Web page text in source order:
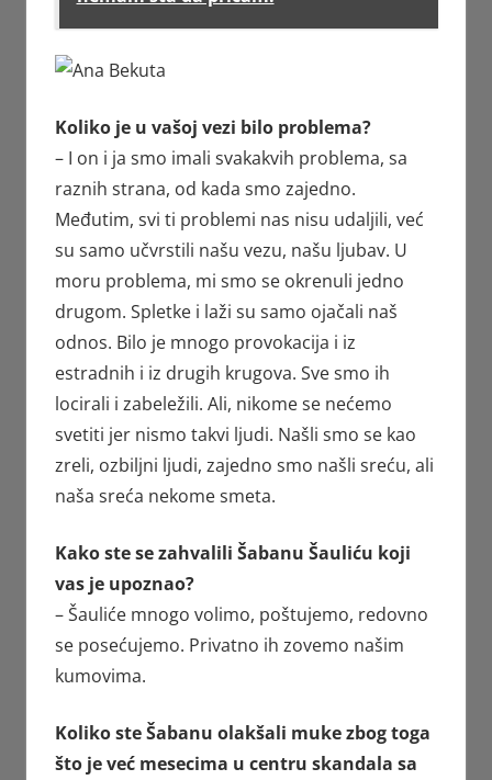
Koliko je u vašoj vezi bilo problema?
– I on i ja smo imali svakakvih problema, sa
raznih strana, od kada smo zajedno.
Međutim, svi ti problemi nas nisu udaljili, već
su samo učvrstili našu vezu, našu ljubav. U
moru problema, mi smo se okrenuli jedno
drugom. Spletke i laži su samo ojačali naš
odnos. Bilo je mnogo provokacija i iz
estradnih i iz drugih krugova. Sve smo ih
locirali i zabeležili. Ali, nikome se nećemo
svetiti jer nismo takvi ljudi. Našli smo se kao
zreli, ozbiljni ljudi, zajedno smo našli sreću, ali
naša sreća nekome smeta.
Kako ste se zahvalili Šabanu Šauliću koji
vas je upoznao?
– Šauliće mnogo volimo, poštujemo, redovno
se posećujemo. Privatno ih zovemo našim
kumovima.
Koliko ste Šabanu olakšali muke zbog toga
što je već mesecima u centru skandala sa